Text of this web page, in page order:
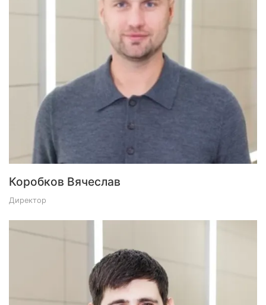
Коробков Вячеслав
Директор